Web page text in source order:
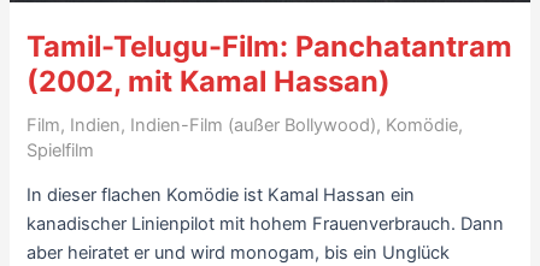
Tamil-Telugu-Film: Panchatantram
(2002, mit Kamal Hassan)
Film, Indien, Indien-Film (außer Bollywood), Komödie,
Spielfilm
In dieser flachen Komödie ist Kamal Hassan ein
kanadischer Linienpilot mit hohem Frauenverbrauch. Dann
aber heiratet er und wird monogam, bis ein Unglück